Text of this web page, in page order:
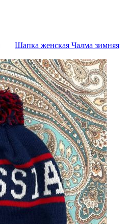
Шапка женская Чалма зимняя